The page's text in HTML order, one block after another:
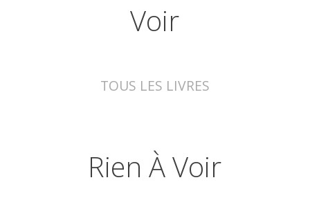
Voir
TOUS LES LIVRES
Rien À Voir